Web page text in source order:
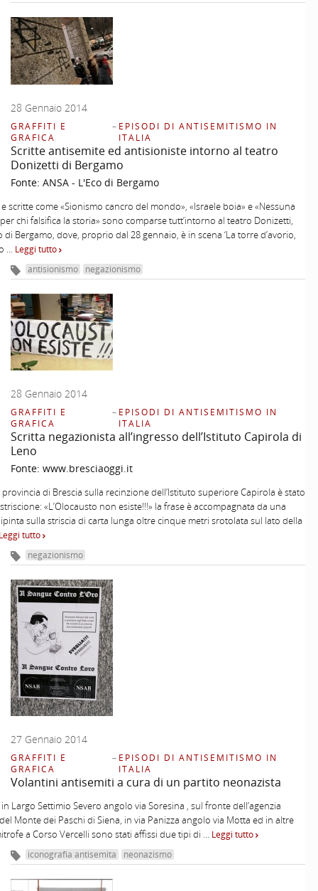
28 Gennaio 2014
GRAFFITI E
GRAFICA
– EPISODI DI ANTISEMITISMO IN
ITALIA
Scritte antisemite ed antisioniste intorno al teatro
Donizetti di Bergamo
Fonte: ANSA - L'Eco di Bergamo
scritte come «Sionismo cancro del mondo», «Israele boia» e «Nessuna
chi falsifica la storia» sono comparse tutt’intorno al teatro Donizetti,
di Bergamo, dove, proprio dal 28 gennaio, è in scena ‘La torre d’avorio,
… Leggi tutto
antisionismo negazionismo
28 Gennaio 2014
GRAFFITI E
GRAFICA
– EPISODI DI ANTISEMITISMO IN
ITALIA
Scritta negazionista all’ingresso dell’Istituto Capirola di
Leno
Fonte: www.bresciaoggi.it
di Brescia sulla recinzione dell’Istituto superiore Capirola è stato
«L’Olocausto non esiste!!!» la frase è accompagnata da una
sulla striscia di carta lunga oltre cinque metri srotolata sul lato della
tutto
negazionismo
27 Gennaio 2014
GRAFFITI E
GRAFICA
– EPISODI DI ANTISEMITISMO IN
ITALIA
Volantini antisemiti a cura di un partito neonazista
Largo Settimio Severo angolo via Soresina , sul fronte dell’agenzia
Monte dei Paschi di Siena, in via Panizza angolo via Motta ed in altre
a Corso Vercelli sono stati affissi due tipi di … Leggi tutto
iconografia antisemita neonazismo